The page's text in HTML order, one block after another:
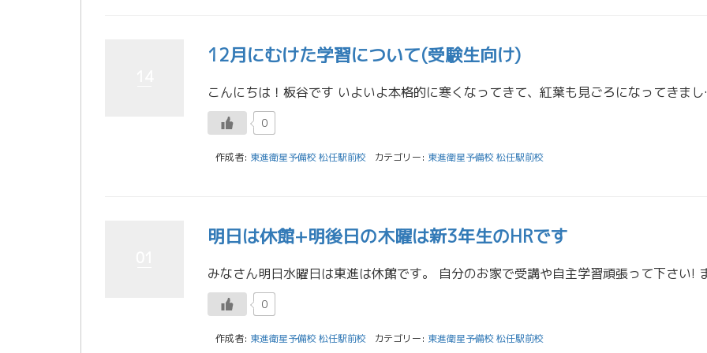
12月にむけた学習について(受験生向け)
こんにちは！板谷です いよいよ本格的
0
作成者: 東進衛星予備校 松任駅前校 カテゴリー: 東進衛星予備校 松任駅前校
明日は休館+明後日の木曜は新3年生のHRです
0
作成者: 東進衛星予備校 松任駅前校 カテゴリー: 東進衛星予備校 松任駅前校